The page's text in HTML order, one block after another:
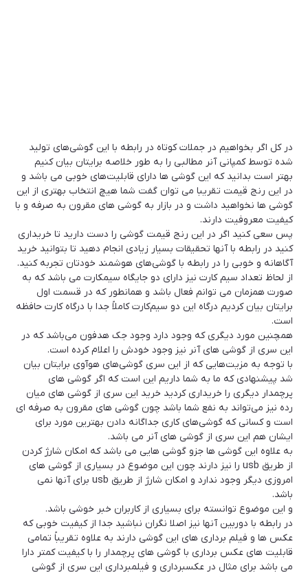
در کل اگر بخواهیم در جملات کوتاه در رابطه با این گوشی‌های تولید
شده توسط کمپانی آنر مطالبی را به طور خلاصه برایتان بیان کنیم
بهتر است بدانید که این گوشی ها دارای قابلیت‌های خوبی می باشد و
در این رنج قیمت تقریبا می توان گفت شما هیچ انتخاب بهتری از این
گوشی ها نخواهید داشت و در بازار به گوشی های مقرون به صرفه و با
کیفیت معروفیت دارند.
پس سعی کنید اگر در این رنج قیمت گوشی را دست دارید تا خریداری
کنید در رابطه با آنها تحقیقات بسیار زیادی انجام دهید تا بتوانید خرید
آگاهانه و خوبی را در رابطه با گوشی‌های هوشمند خودتان تجربه کنید.
از لحاظ تعداد سیم کارت نیز دارای دو جایگاه سیمکارت می باشد که به
صورت همزمان می توانم فعال باشد و همانطور که در قسمت اول
برایتان بیان کردیم درگاه این دو سیم‌کارت کاملاً جدا با درگاه کارت حافظه
است.
همچنین مورد دیگری که وجود دارد وجود جک هدفون می‌باشد که در
این سری از گوشی های آنر نیز وجود خودش را اعلام کرده است.
با توجه به مزیت‌هایی که از این سری گوشی‌های هوآوی برایتان بیان
شد پیشنهادی که ما به شما داریم این است که اگر گوشی های
پرچمدار دیگری را خریداری کردید خرید این سری از گوشی های میان
رده نیز می‌تواند به نفع شما باشد چون گوشی های مقرون به صرفه ای
است و کسانی که گوشی‌های کاری جداگانه دادن بهترین مورد برای
ایشان هم این سری از گوشی های آنر می باشد.
به علاوه این گوشی ها جزو گوشی هایی می باشد که امکان شارژ کردن
از طریق usb را نیز دارند چون این موضوع در بسیاری از گوشی های
امروزی دیگر وجود ندارد و امکان شارژ از طریق usb برای آنها نمی
باشد.
و این موضوع توانسته برای بسیاری از کاربران خبر خوشی باشد.
در رابطه با دوربین آنها نیز اصلا نگران نباشید جدا از کیفیت خوبی که
عکس ها و فیلم برداری های این گوشی دارند به علاوه تقریباً تمامی
قابلیت های عکس برداری با گوشی های پرچمدار را با کیفیت کمتر دارا
می باشد برای مثال در عکسبرداری و فیلمبرداری این سری از گوشی